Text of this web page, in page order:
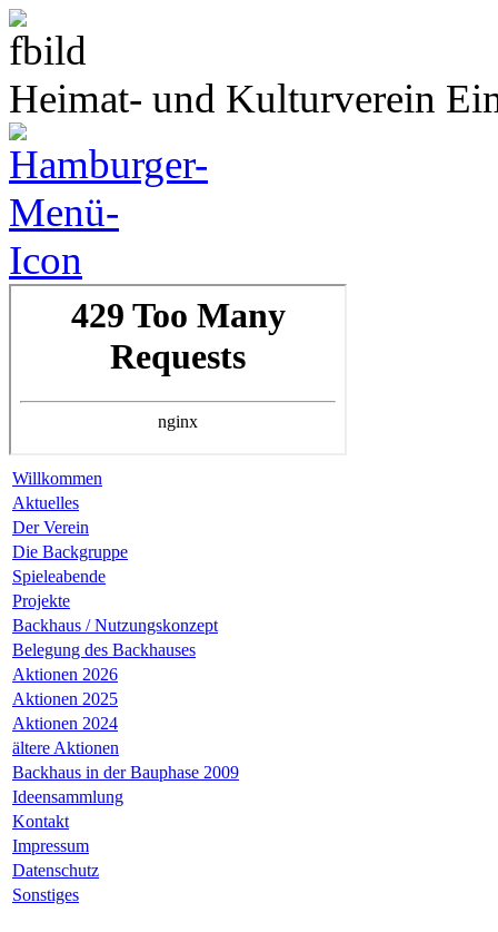
Heimat- und Kulturverein
Willkommen
Aktuelles
Der Verein
Die Backgruppe
Spieleabende
Projekte
Backhaus / Nutzungskonzept
Belegung des Backhauses
Aktionen 2026
Aktionen 2025
Aktionen 2024
ältere Aktionen
Backhaus in der Bauphase 2009
Ideensammlung
Kontakt
Impressum
Datenschutz
Sonstiges